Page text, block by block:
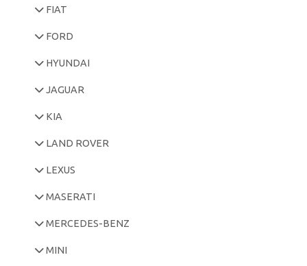
FIAT
FORD
HYUNDAI
JAGUAR
KIA
LAND ROVER
LEXUS
MASERATI
MERCEDES-BENZ
MINI